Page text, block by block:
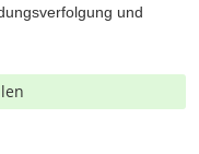
und